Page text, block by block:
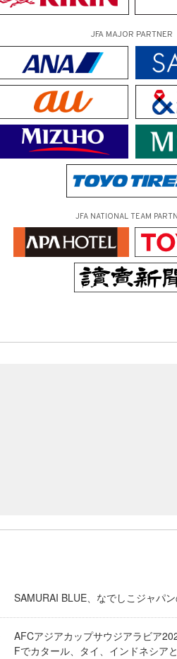
JFA MAJOR PARTNER
JFA NATIONAL TEAM
SAMURAI BLUE、なでしこジャパ
AFCアジアカップサウジアラビア
Fでカタール、タイ、インドネシア